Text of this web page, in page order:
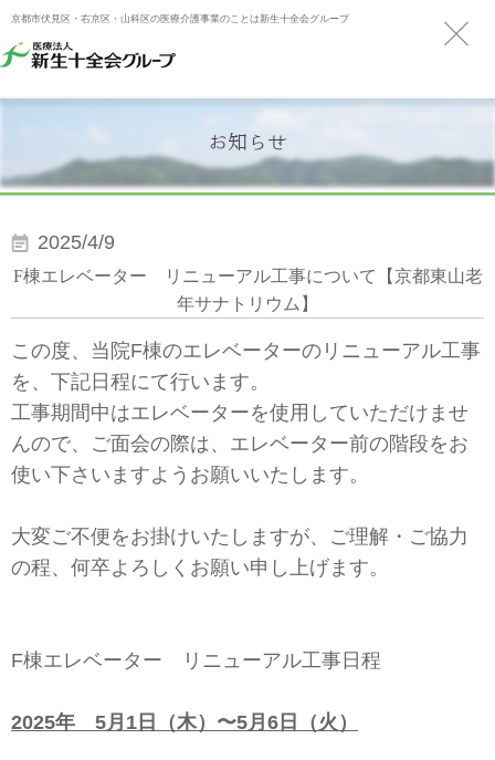
京都市伏見区・右京区・山科区の医療介護事業のことは新生十全会グループ
お知らせ
2025/4/9
F棟エレベーター リニューアル工事について【京都東山老
年サナトリウム】
この度、当院F棟のエレベーターのリニューアル工事
を、下記日程にて行います。
工事期間中はエレベーターを使用していただけませ
んので、ご面会の際は、エレベーター前の階段をお
使い下さいますようお願いいたします。
大変ご不便をお掛けいたしますが、ご理解・ご協力
の程、何卒よろしくお願い申し上げます。
F棟エレベーター リニューアル工事日程
2025年 5月1日（木）〜5月6日（火）